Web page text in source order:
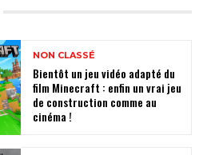
NON CLASSÉ
Bientôt un jeu vidéo adapté du
film Minecraft : enfin un vrai jeu
de construction comme au
cinéma !